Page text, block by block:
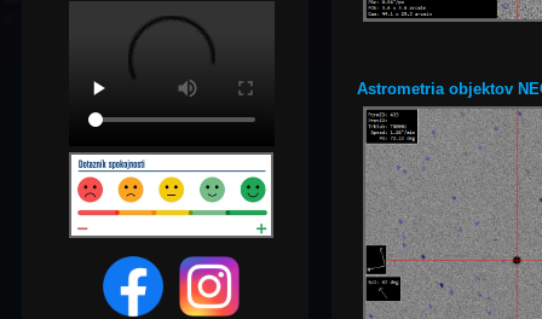
Astrometria objektov